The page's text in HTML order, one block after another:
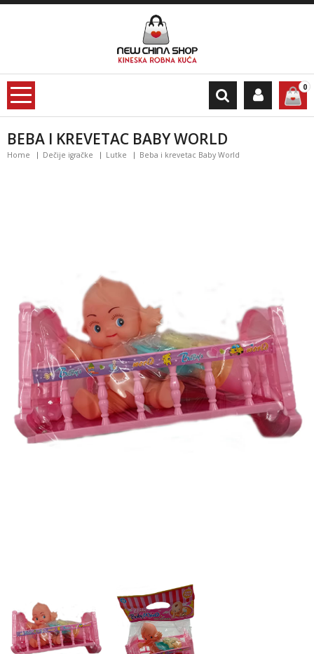
0
BEBA I KREVETAC BABY WORLD
Home Dečije igračke Lutke Beba i krevetac Baby World